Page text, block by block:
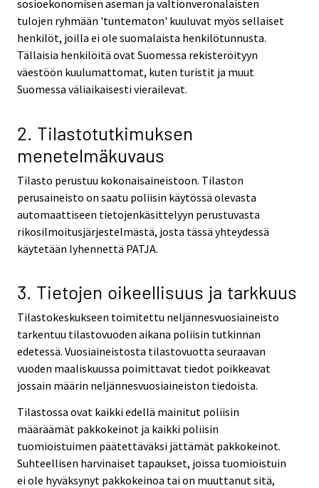
sosioekonomisen aseman ja valtionveronalaisten
tulojen ryhmään 'tuntematon' kuuluvat myös sellaiset
henkilöt, joilla ei ole suomalaista henkilötunnusta.
Tällaisia henkilöitä ovat Suomessa rekisteröityyn
väestöön kuulumattomat, kuten turistit ja muut
Suomessa väliaikaisesti vierailevat.
2. Tilastotutkimuksen
menetelmäkuvaus
Tilasto perustuu kokonaisaineistoon. Tilaston
perusaineisto on saatu poliisin käytössä olevasta
automaattiseen tietojenkäsittelyyn perustuvasta
rikosilmoitusjärjestelmästä, josta tässä yhteydessä
käytetään lyhennettä PATJA.
3. Tietojen oikeellisuus ja tarkkuus
Tilastokeskukseen toimitettu neljännesvuosiaineisto
tarkentuu tilastovuoden aikana poliisin tutkinnan
edetessä. Vuosiaineistosta tilastovuotta seuraavan
vuoden maaliskuussa poimittavat tiedot poikkeavat
jossain määrin neljännesvuosiaineiston tiedoista.
Tilastossa ovat kaikki edellä mainitut poliisin
määräämät pakkokeinot ja kaikki poliisin
tuomioistuimen päätettäväksi jättämät pakkokeinot.
Suhteellisen harvinaiset tapaukset, joissa tuomioistuin
ei ole hyväksynyt pakkokeinoa tai on muuttanut sitä,